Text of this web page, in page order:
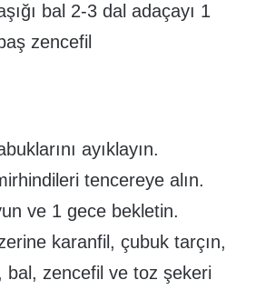
bal 2-3 dal adaçayı 1
zencefil
ayıklayın.
tencereye alın.
ve 1 gece bekletin.
karanfil, çubuk tarçın,
bal, zencefil ve toz şekeri